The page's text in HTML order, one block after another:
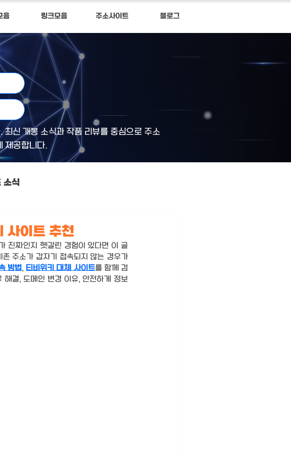
음 링크모음 주소사이트 블로그
신 개봉 소식과 작품 리뷰를 중심으로 주소
제공합니다.
소식
사이트 추천
진짜인지 헷갈린 경험이 있다면 이 글
주소가 갑자기 접속되지 않는 경우가
방법, 티비위키 대체 사이트를 함께 검
해결, 도메인 변경 이유, 안전하게 정보